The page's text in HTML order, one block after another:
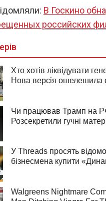
В Госкино
российских